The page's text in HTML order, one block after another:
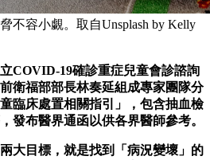
不容小覷。取自Unsplash by Kelly
COVID-19確診重症兒童會診諮詢
衛福部部長林奏延組成專家團隊分
臨床處置相關指引」，包含抽血檢
發布醫界通函以供各界醫師參考。
大目標，就是找到「病況變壞」的